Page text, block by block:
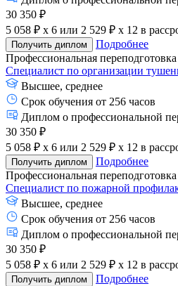
30 350 ₽
5 058 ₽ x 6 или 2 529 ₽ x 12 в
Получить диплом
Подробнее
Профессиональная переподготовка
Специалист по организации
Высшее, среднее
Срок обучения от 256 часов
Диплом о профессиональной
30 350 ₽
5 058 ₽ x 6 или 2 529 ₽ x 12 в
Получить диплом
Подробнее
Профессиональная переподготовка
Специалист по пожарной
Высшее, среднее
Срок обучения от 256 часов
Диплом о профессиональной
30 350 ₽
5 058 ₽ x 6 или 2 529 ₽ x 12 в
Получить диплом
Подробнее